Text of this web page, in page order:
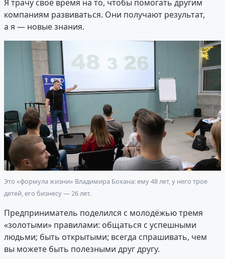
Я трачу своё время на то, чтобы помогать другим
компаниям развиваться. Они получают результат,
а я — новые знания.
Это «формула жизни» Владимира Бохана: ему 48 лет, у него трое
детей, его бизнесу — 26 лет.
Предприниматель поделился с молодёжью тремя
«золотыми» правилами: общаться с успешными
людьми; быть открытыми; всегда спрашивать, чем
вы можете быть полезными друг другу.